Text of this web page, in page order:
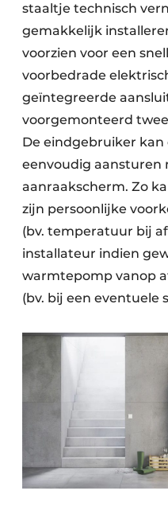
staaltje technisch
gemakkelijk
voorzien voor een
voorbedrade
geïntegreerde
voorgemonteerd
De eindgebruiker
eenvoudig aansturen
aanraakscherm. Zo
zijn persoonlijke
(bv. temperatuur bij
installateur indien
warmtepomp vanop
(bv. bij een eventuele